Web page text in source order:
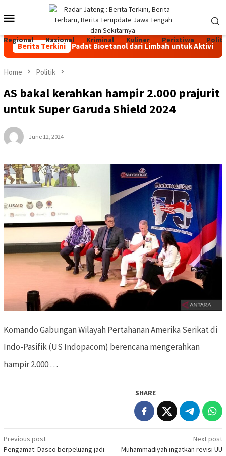
to
Mobile
Menu
Regional Nasional Kriminal Kuliner Peristiwa
Berita Terkini
Bahan Bakar Padat Bioetanol dari Limbah untuk Aktivitas
Home Politik
AS bakal kerahkan hampir 2.000 prajurit
untuk Super Garuda Shield 2024
June 12, 2024
Komando Gabungan Wilayah Pertahanan Amerika Serikat di
Indo-Pasifik (US Indopacom) berencana mengerahkan
hampir 2.000 …
SHARE
Post
Previous post
Pengamat: Dasco berpeluang jadi
Next post
Muhammadiyah ingatkan revisi UU